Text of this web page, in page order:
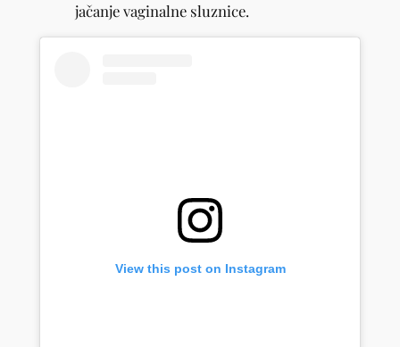
jačanje vaginalne sluznice.
View this post on Instagram